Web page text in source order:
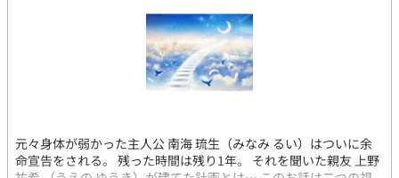
元々身体が弱かった主人公 南海 琉生（みなみ るい）はついに余
命宣告をされる。 残った時間は残り1年。 それを聞いた親友 上野